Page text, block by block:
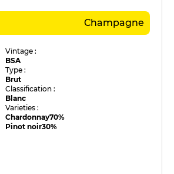
Champagne
Vintage :
BSA
Type :
Brut
Classification :
Blanc
Varieties :
Chardonnay70%
Pinot noir30%